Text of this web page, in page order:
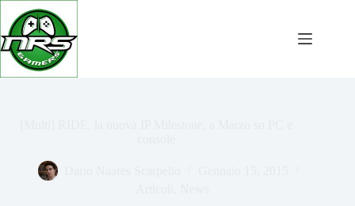
Salta
contenuto